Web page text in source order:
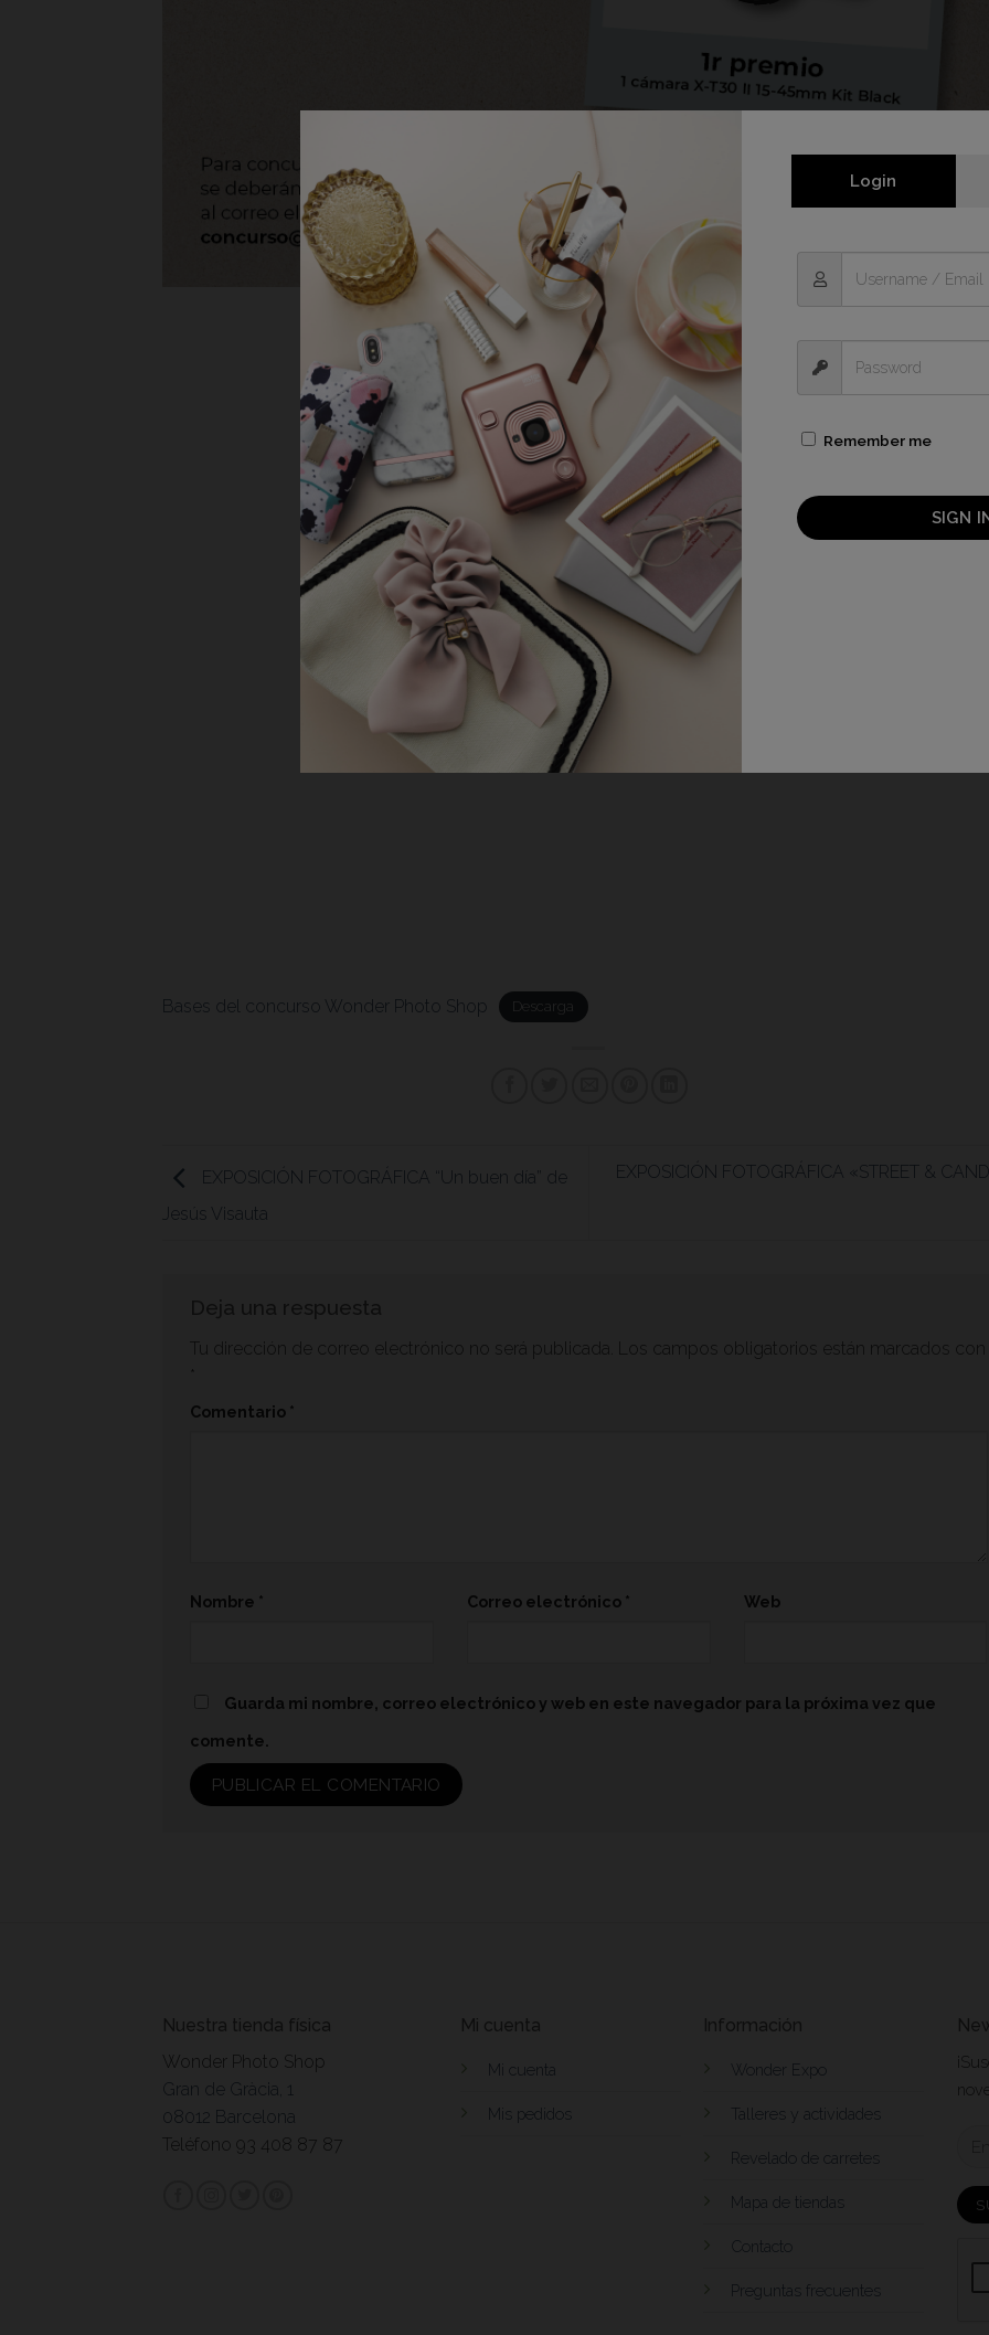
Bases del concurso Wonder Photo Shop Descarga
EXPOSICIÓN FOTOGRÁFICA “Un buen día” de
Jesús Visauta
EXPOSICIÓN FOTOGRÁFICA «STREET &
Tu dirección de correo electrónico no será publicada.
Los campos obligatorios están marcados con
*
Comentario *
Nombre * Correo electrónico * Web
Guarda mi nombre, correo electrónico y web en este navegador para la próxima vez que
comente.
Nuestra tienda física
Wonder Photo Shop
Gran de Gràcia, 1
08012 Barcelona
Teléfono 93 408 87 87
Mi cuenta
Mi cuenta
Mis pedidos
Información
Wonder Expo
Talleres y actividades
Revelado de carretes
Mapa de tiendas
Contacto
Preguntas frecuentes
Login
Remember me
SIGN